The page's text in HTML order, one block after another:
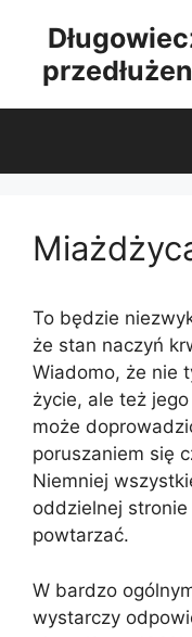
treści
To będzie
że stan naczyń
Wiadomo, że nie
życie, ale też
może
poruszaniem się
Niemniej
oddzielnej
powtarzać.
W bardzo
wystarczy